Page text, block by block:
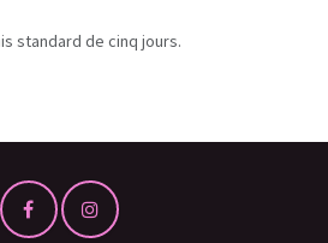
standard de cinq jours.